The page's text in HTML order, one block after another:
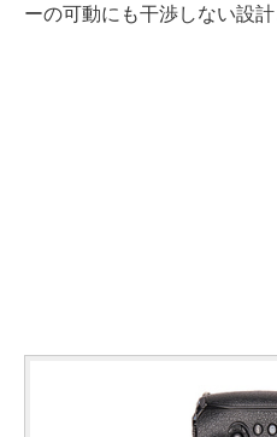
ーの可動にも干渉しない設計